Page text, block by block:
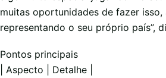
muitas oportunidades de fazer isso,
representando o seu próprio país”,
Pontos principais
| Aspecto | Detalhe |